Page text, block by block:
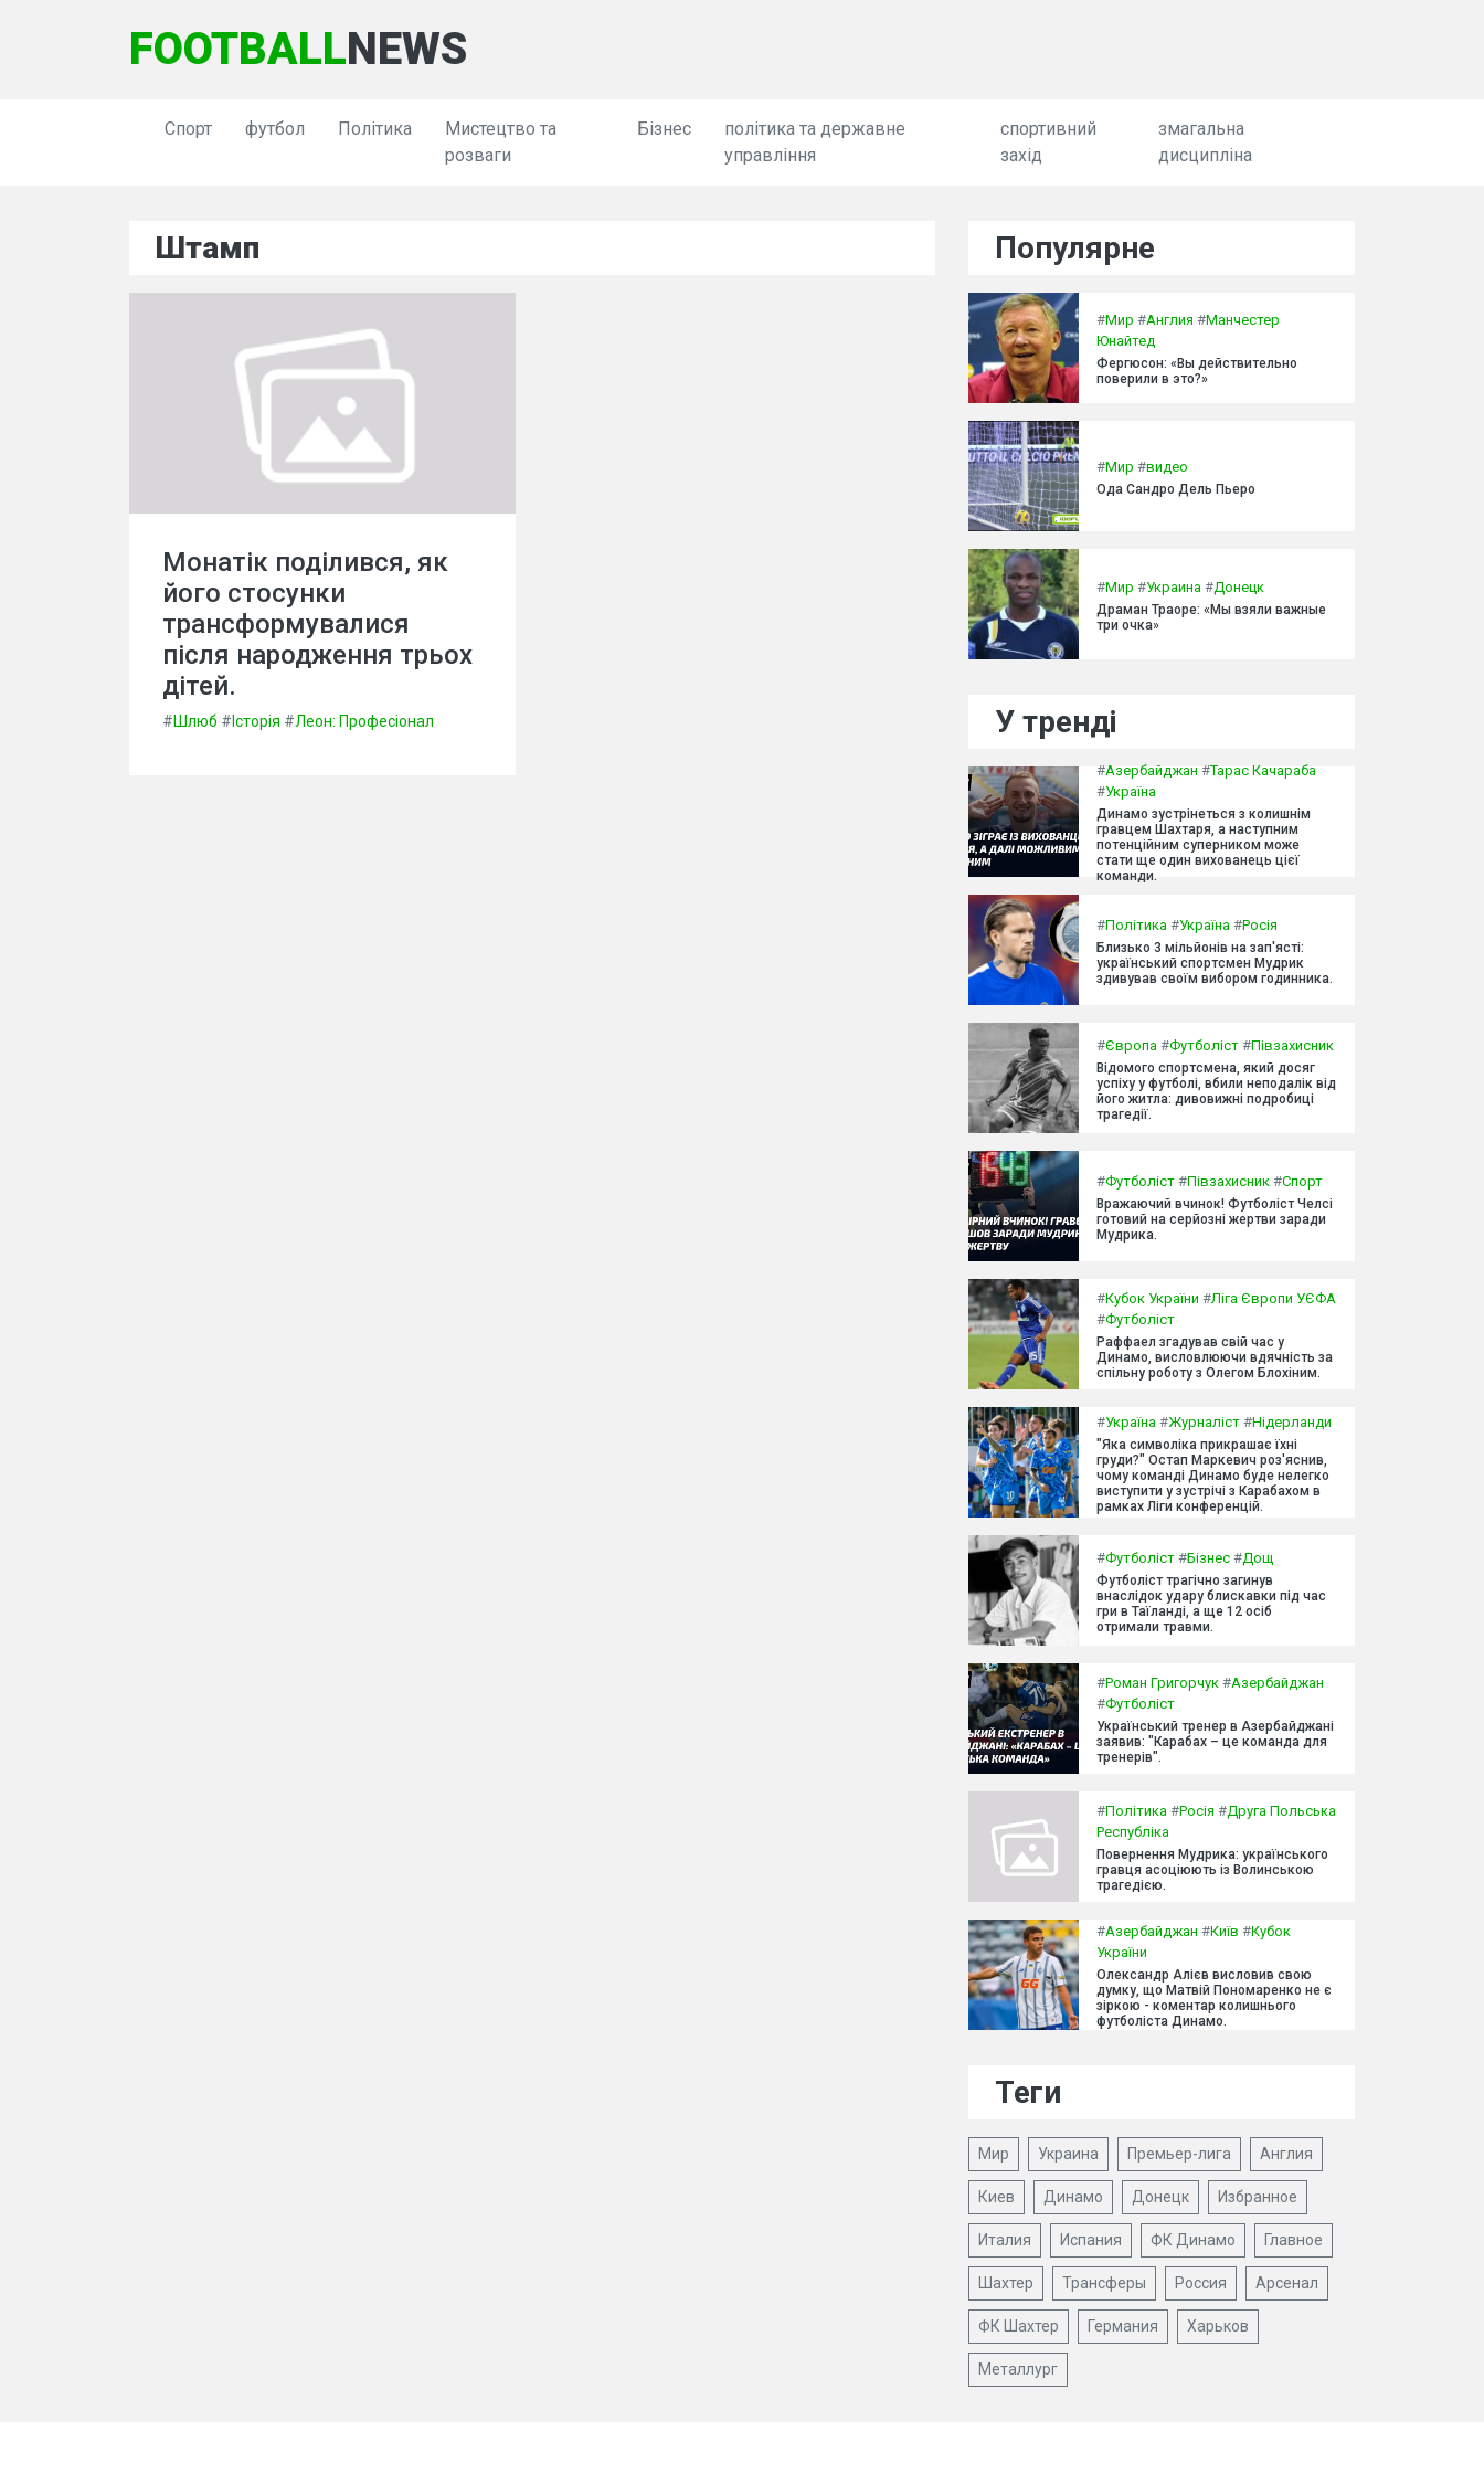
FOOTBALLNEWS
Спорт футбол Політика
Мистецтво та
розваги
Бізнес
політика та державне
управління
спортивний
захід
змагальна
дисципліна
Штамп
Монатік поділився, як
його стосунки
трансформувалися
після народження трьох
дітей.
#Шлюб # Історія #Леон: Професіонал
Популярне
#Мир #Англия #Манчестер
Юнайтед
Фергюсон: «Вы действительно
поверили в это?»
#Мир #видео
Ода Сандро Дель Пьеро
#Мир #Украина #Донецк
Драман Траоре: «Мы взяли важные
три очка»
У тренді
#Азербайджан #Тарас Качараба
#Україна
Динамо зустрінеться з колишнім
гравцем Шахтаря, а наступним
потенційним суперником може
стати ще один вихованець цієї
команди.
#Політика #Україна #Росія
Близько 3 мільйонів на зап'ясті:
український спортсмен Мудрик
здивував своїм вибором годинника.
#Європа #Футболіст #Півзахисник
Відомого спортсмена, який досяг
успіху у футболі, вбили неподалік від
його житла: дивовижні подробиці
трагедії.
#Футболіст #Півзахисник #Спорт
Вражаючий вчинок! Футболіст Челсі
готовий на серйозні жертви заради
Мудрика.
#Кубок України #Ліга Європи УЄФА
#Футболіст
Раффаел згадував свій час у
Динамо, висловлюючи вдячність за
спільну роботу з Олегом Блохіним.
#Україна #Журналіст #Нідерланди
"Яка символіка прикрашає їхні
груди?" Остап Маркевич роз'яснив,
чому команді Динамо буде нелегко
виступити у зустрічі з Карабахом в
рамках Ліги конференцій.
#Футболіст #Бізнес #Дощ
Футболіст трагічно загинув
внаслідок удару блискавки під час
гри в Таїланді, а ще 12 осіб
отримали травми.
#Роман Григорчук #Азербайджан
#Футболіст
Український тренер в Азербайджані
заявив: "Карабах – це команда для
тренерів".
#Політика #Росія #Друга Польська
Республіка
Повернення Мудрика: українського
гравця асоціюють із Волинською
трагедією.
#Азербайджан #Київ #Кубок
України
Олександр Алієв висловив свою
думку, що Матвій Пономаренко не є
зіркою - коментар колишнього
футболіста Динамо.
Теги
Мир Украина Премьер-лига Англия
Киев Динамо Донецк Избранное
Италия Испания ФК Динамо Главное
Шахтер Трансферы Россия Арсенал
ФК Шахтер Германия Харьков
Металлург